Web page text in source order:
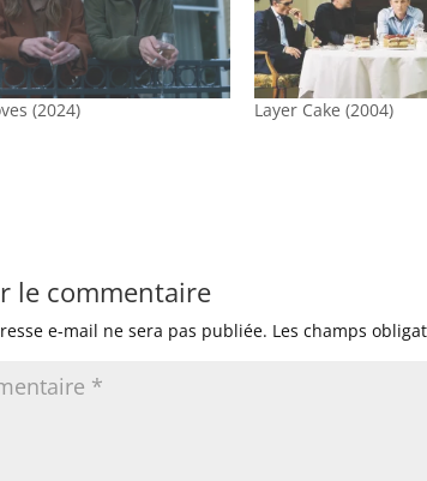
(2024) Layer Cake (2004)
le commentaire
e-mail ne sera pas publiée. Les champs